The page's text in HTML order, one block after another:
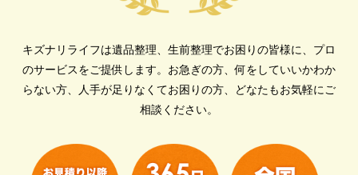
キズナリライフは遺品整理、生前整理でお困りの皆様に、プロ
のサービスをご提供します。 お急ぎの方、何をしていいかわか
らない方、人手が足りなくてお困りの方、どなたもお気軽にご
相談ください。